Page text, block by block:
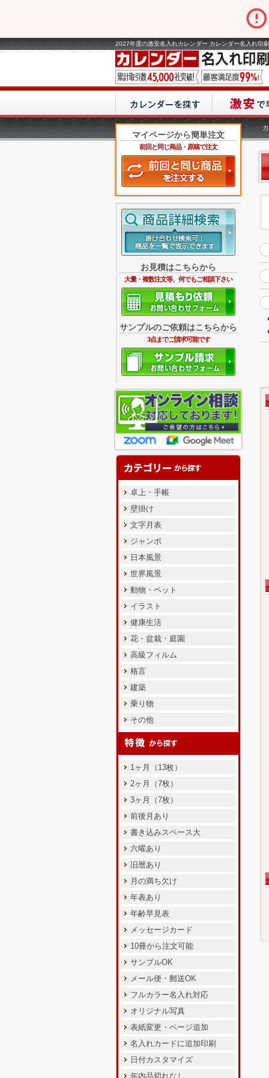
2027年度の激安名入れカレンダー カレンダー名入れ印
マイページから簡単注文
前回と同じ商品・原稿で注文
お見積はこちらから
大量・複数注文等、何でもご相談下さい
サンプルのご依頼はこちらから
3点までご請求可能です
卓上・手帳
壁掛け
文字月表
ジャンボ
日本風景
世界風景
動物・ペット
イラスト
健康生活
花・盆栽・庭園
高級フィルム
格言
建築
乗り物
その他
1ヶ月（13枚）
2ヶ月（7枚）
3ヶ月（7枚）
前後月あり
書き込みスペース大
六曜あり
旧暦あり
月の満ち欠け
年表あり
年齢早見表
メッセージカード
10冊から注文可能
サンプルOK
メール便・郵送OK
フルカラー名入れ対応
オリジナル写真
表紙変更・ページ追加
名入れカードに追加印刷
日付カスタマイズ
年内品切れなし